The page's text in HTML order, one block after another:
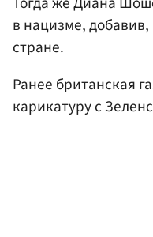
в нацизме, добавив,
стране.
Ранее британская
карикатуру с